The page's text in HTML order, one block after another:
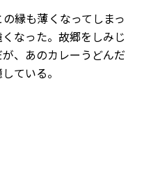
縁も薄くなってしまっ
なった。故郷をしみじ
、あのカレーうどんだ
ている。